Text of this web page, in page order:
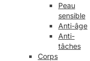
Peau
sensible
Anti-âge
Anti-
tâches
Corps